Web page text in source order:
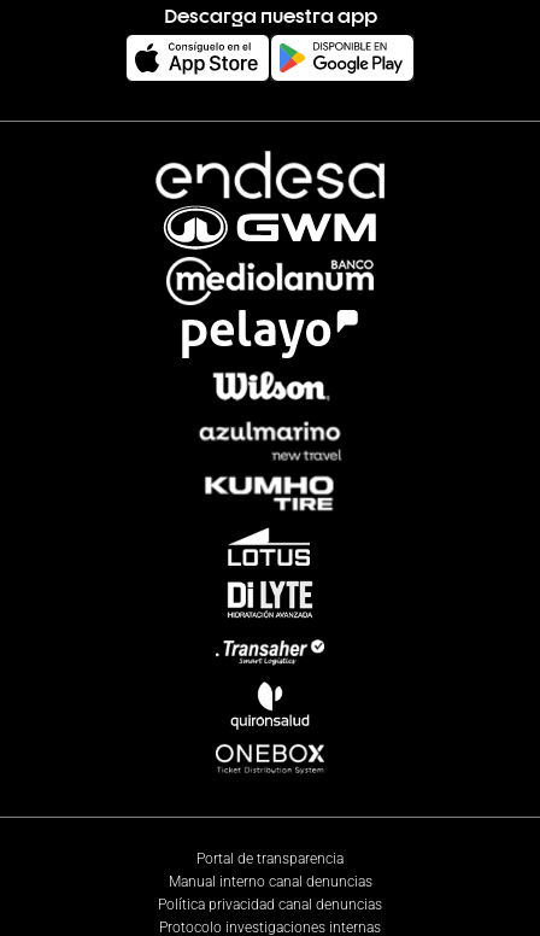
Descarga nuestra app
Portal de transparencia
Manual interno canal denuncias
Política privacidad canal denuncias
Protocolo investigaciones internas